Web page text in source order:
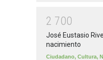
2 700
José Eustasio
nacimiento
Ciudadano, Cultura,